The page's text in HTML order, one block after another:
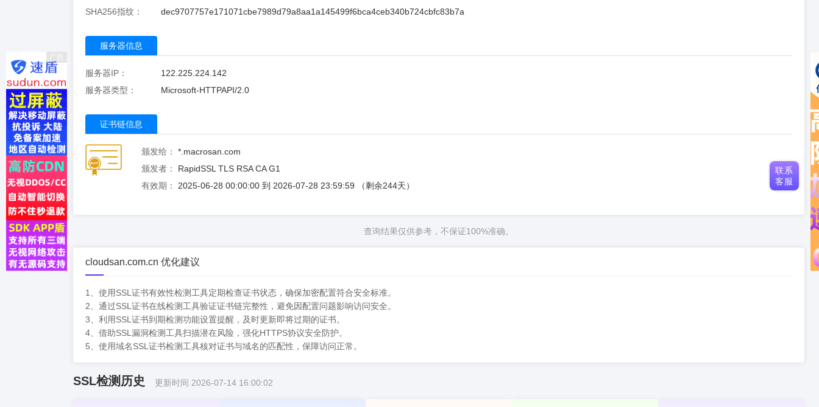
SHA256指纹：
dec9707757e171071cbe7989d79a8aa1a145499f6bca4ceb340b724cbfc83b7a
服务器信息
服务器IP：
122.225.224.142
服务器类型：
Microsoft-HTTPAPI/2.0
证书链信息
颁发给：
*.macrosan.com
颁发者：
RapidSSL TLS RSA CA G1
有效期：
2025-06-28 00:00:00 到 2026-07-28 23:59:59 （剩余244天）
查询结果仅供参考，不保证100%准确。
cloudsan.com.cn 优化建议
1、使用SSL证书有效性检测工具定期检查证书状态，确保加密配置符合安全标准。
2、通过SSL证书在线检测工具验证证书链完整性，避免因配置问题影响访问安全。
3、利用SSL证书到期检测功能设置提醒，及时更新即将过期的证书。
4、借助SSL漏洞检测工具扫描潜在风险，强化HTTPS协议安全防护。
5、使用域名SSL证书检测工具核对证书与域名的匹配性，保障访问正常。
SSL检测历史 更新时间 2026-07-14 16:00:02
广告
联系
客服